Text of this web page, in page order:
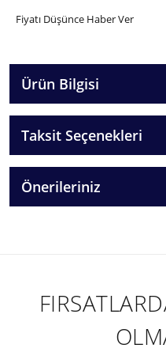
Fiyatı Düşünce Haber Ver
Ürün Bilgisi
Taksit Seçenekleri
Önerileriniz